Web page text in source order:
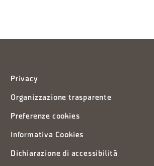
Privacy
Organizzazione trasparente
Preferenze cookies
Informativa Cookies
Dichiarazione di accessibilità